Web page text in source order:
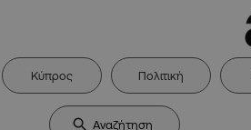
Κύπρος Πολιτική